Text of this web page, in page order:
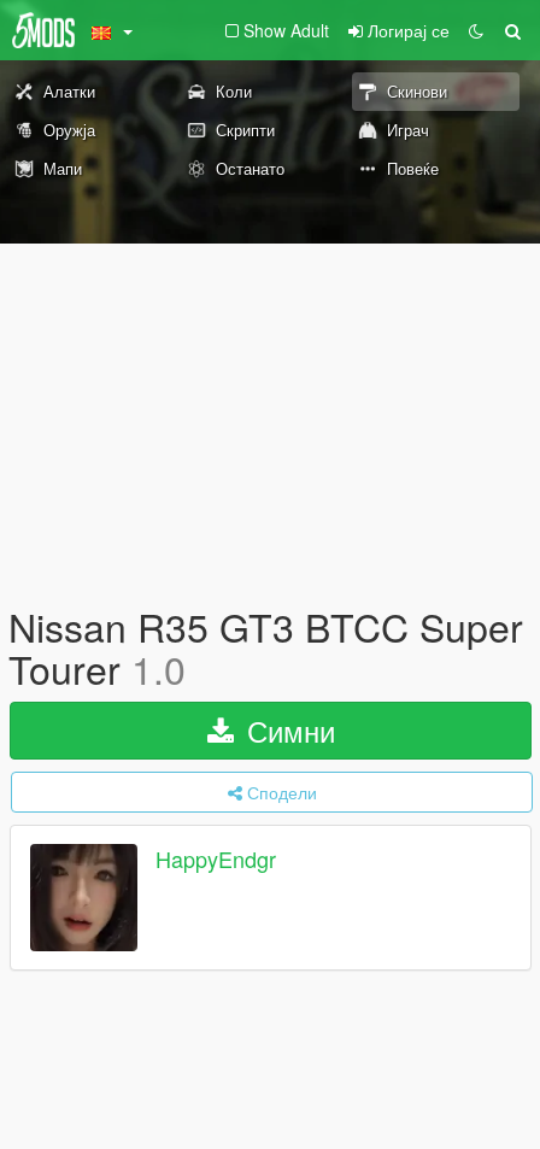
Show Adult Логирај се
Алатки Коли
Скинови
Оружја
Скрипти
Играч
Мапи
Останато Повеќе
Nissan R35 GT3 BTCC Super
Tourer 1.0
Симни
Сподели
HappyEndgr